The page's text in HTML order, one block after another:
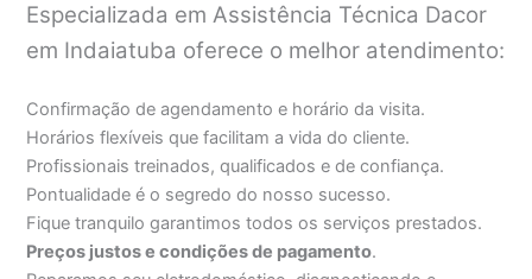
Especializada em Assistência Técnica Dacor
em Indaiatuba oferece o melhor atendimento:
Confirmação de agendamento e horário da visita.
Horários flexíveis que facilitam a vida do cliente.
Profissionais treinados, qualificados e de confiança.
Pontualidade é o segredo do nosso sucesso.
Fique tranquilo garantimos todos os serviços prestados.
Preços justos e condições de pagamento.